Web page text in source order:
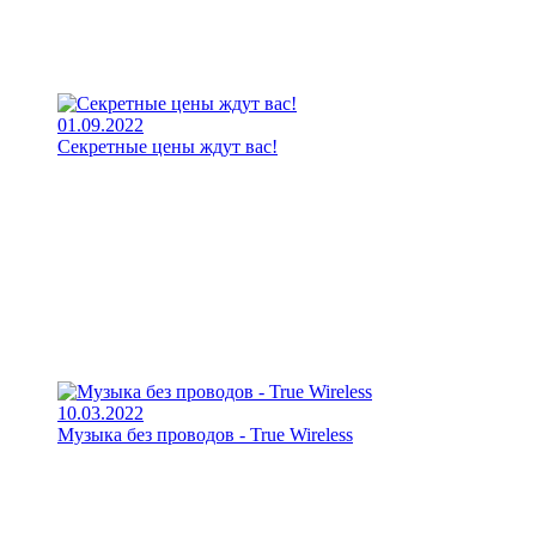
01.09.2022
Секретные цены ждут вас!
10.03.2022
Музыка без проводов - True Wireless